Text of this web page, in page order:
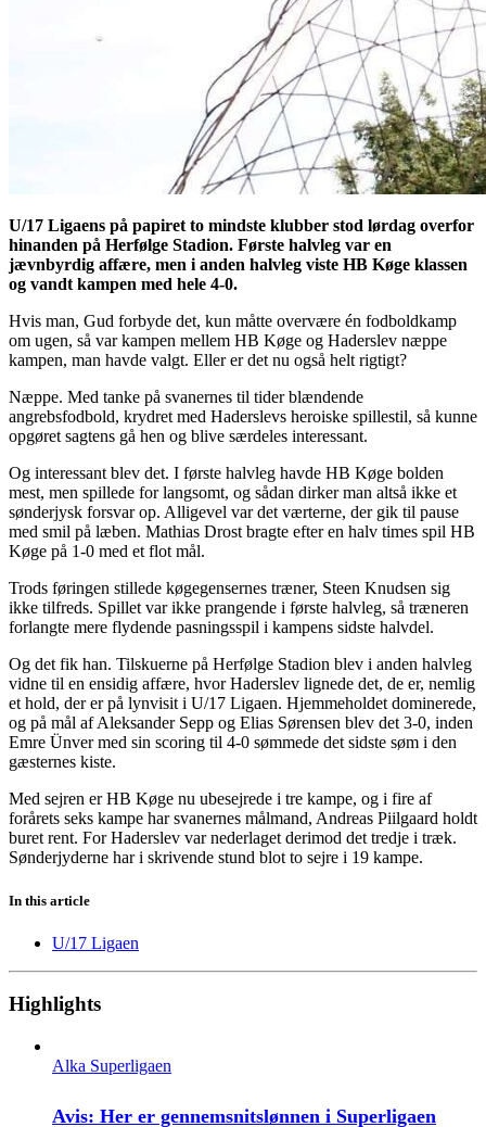
U/17 Ligaens på papiret to mindste klubber stod lørdag overfor
hinanden på Herfølge Stadion. Første halvleg var en
jævnbyrdig affære, men i anden halvleg viste HB Køge klassen
og vandt kampen med hele 4-0.
Hvis man, Gud forbyde det, kun måtte overvære én fodboldkamp
om ugen, så var kampen mellem HB Køge og Haderslev næppe
kampen, man havde valgt. Eller er det nu også helt rigtigt?
Næppe. Med tanke på svanernes til tider blændende
angrebsfodbold, krydret med Haderslevs heroiske spillestil, så kunne
opgøret sagtens gå hen og blive særdeles interessant.
Og interessant blev det. I første halvleg havde HB Køge bolden
mest, men spillede for langsomt, og sådan dirker man altså ikke et
sønderjysk forsvar op. Alligevel var det værterne, der gik til pause
med smil på læben. Mathias Drost bragte efter en halv times spil HB
Køge på 1-0 med et flot mål.
Trods føringen stillede køgegensernes træner, Steen Knudsen sig
ikke tilfreds. Spillet var ikke prangende i første halvleg, så træneren
forlangte mere flydende pasningsspil i kampens sidste halvdel.
Og det fik han. Tilskuerne på Herfølge Stadion blev i anden halvleg
vidne til en ensidig affære, hvor Haderslev lignede det, de er, nemlig
et hold, der er på lynvisit i U/17 Ligaen. Hjemmeholdet dominerede,
og på mål af Aleksander Sepp og Elias Sørensen blev det 3-0, inden
Emre Ünver med sin scoring til 4-0 sømmede det sidste søm i den
gæsternes kiste.
Med sejren er HB Køge nu ubesejrede i tre kampe, og i fire af
forårets seks kampe har svanernes målmand, Andreas Piilgaard holdt
buret rent. For Haderslev var nederlaget derimod det tredje i træk.
Sønderjyderne har i skrivende stund blot to sejre i 19 kampe.
In this article
U/17 Ligaen
Highlights
Alka Superligaen
Avis: Her er gennemsnitslønnen i Superligaen